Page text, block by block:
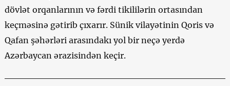
dövlət orqanlarının və fərdi tikililərin ortasından
keçməsinə gətirib çıxarır. Sünik vilayətinin Qoris və
Qafan şəhərləri arasındakı yol bir neçə yerdə
Azərbaycan ərazisindən keçir.